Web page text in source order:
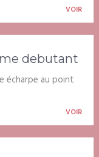
VOIR
debutant
écharpe au point
VOIR